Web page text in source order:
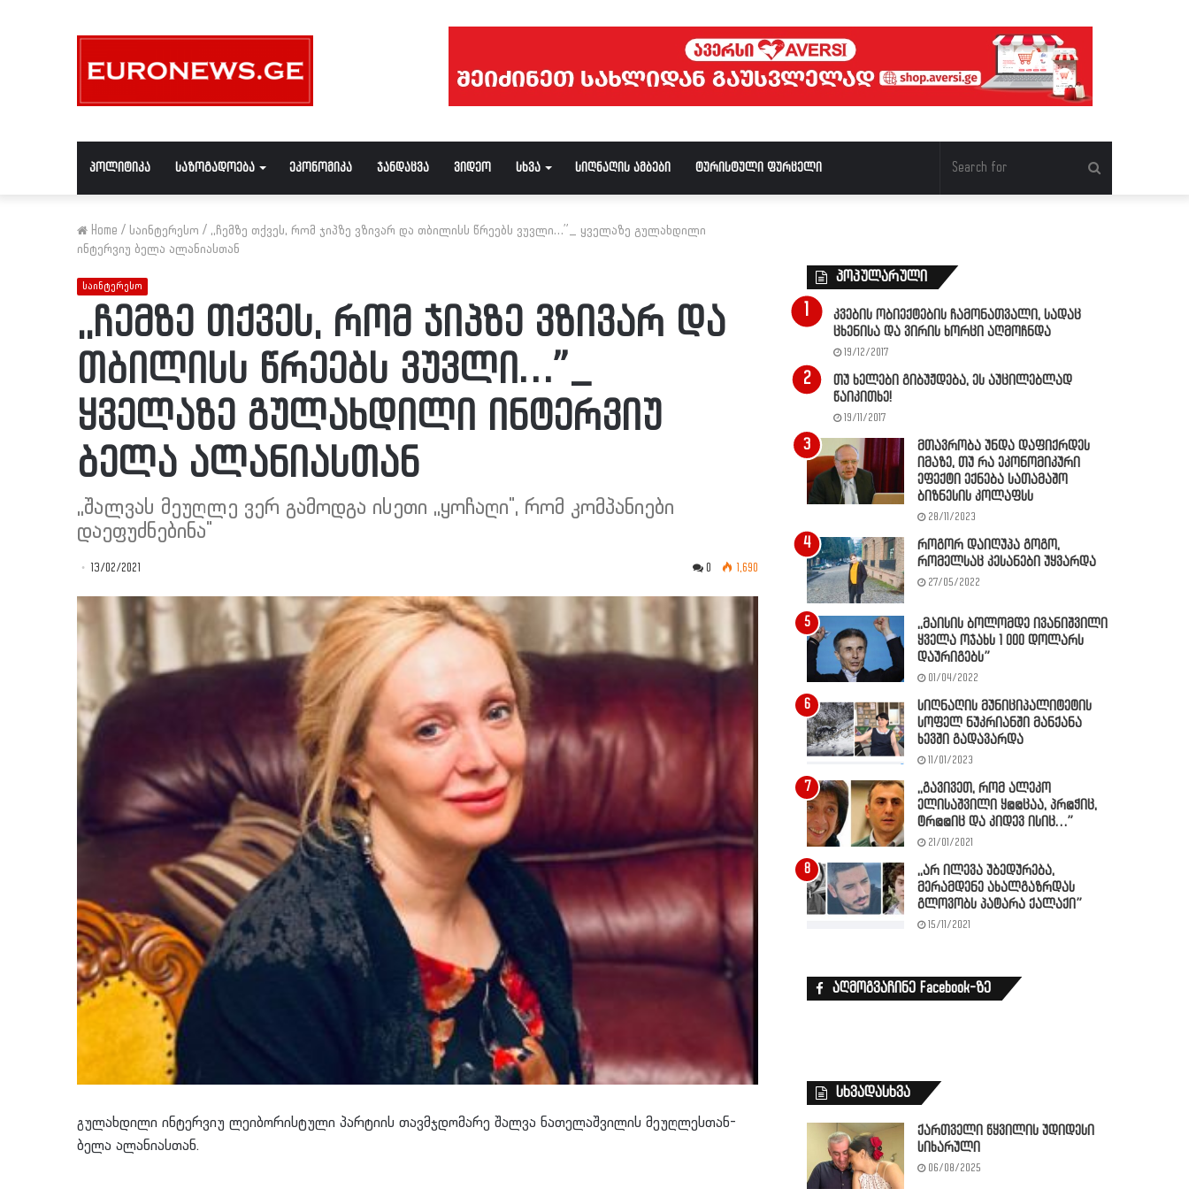
პოლიტიკა საზოგადოება ეკონომიკა ჯანდაცვა ვიდეო სხვა სიღნაღის ამბები ტურისტული ფურცელი
Home / საინტერესო / ,,ჩემზე თქვეს, რომ ჯიპზე ვზივარ და თბილისს წრეებს ვუვლი…”_ ყველაზე გულახდილი
ინტერვიუ ბელა ალანიასთან
საინტერესო
,,ჩემზე თქვეს, რომ ჯიპზე ვზივარ და
თბილისს წრეებს ვუვლი…”_
ყველაზე გულახდილი ინტერვიუ
ბელა ალანიასთან
,,შალვას მეუღლე ვერ გამოდგა ისეთი ,,ყოჩაღი", რომ კომპანიები
დაეფუძნებინა"
13/02/2021 0 1,690
გულახდილი ინტერვიუ ლეიბორისტული პარტიის თავმჯდომარე შალვა ნათელაშვილის მეუღლესთან-
ბელა ალანიასთან.
პოპულარული
კვების ობიექტების ჩამონათვალი, სადაც
ცხენისა და ვირის ხორცი აღმოჩნდა
19/12/2017
თუ ხელები გიბუჟდება, ეს აუცილებლად
წაიკითხე!
19/11/2017
მთავრობა უნდა დაფიქრდეს
იმაზე, თუ რა ეკონომიკური
ეფექტი ექნება სათამაშო
ბიზნესის კოლაფსს
28/11/2023
როგორ დაიღუპა გოგო,
რომელსაც კესანები უყვარდა
27/05/2022
,,მაისის ბოლომდე ივანიშვილი
ყველა ოჯახს 1 000 დოლარს
დაურიგებს”
01/04/2022
სიღნაღის მუნიციპალიტეტის
სოფელ ნუკრიანში მანქანა
ხევში გადავარდა
11/01/2023
,,გავივეთ, რომ ალეკო
ელისაშვილი ყ@@ცაა, პრ@ჭიც,
ტრ@@იც და კიდევ ისიც…”
21/01/2021
,,არ ილევა უბედურება,
მერამდენე ახალგაზრდას
გლოვობს პატარა ქალაქი”
15/11/2021
აღმოგვაჩინე Facebook-ზე
სხვადასხვა
ქართველი წყვილის უდიდესი
სიხარული
06/08/2025